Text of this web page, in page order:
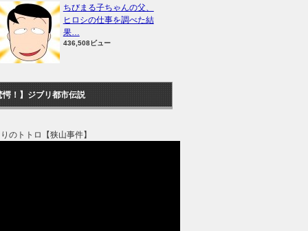
ちびまる子ちゃんの父、
ヒロシの仕事を調べた結
果…
436,508ビュー
愕！】ジブリ都市伝説
のトトロ【狭山事件】